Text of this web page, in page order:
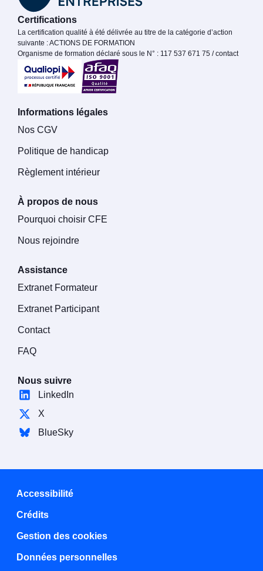
Certifications
La certification qualité à été délivrée au titre de la catégorie d’action
suivante : ACTIONS DE FORMATION
Organisme de formation déclaré sous le N° : 117 537 671 75 / contact
Informations légales
Nos CGV
Politique de handicap
Règlement intérieur
À propos de nous
Pourquoi choisir CFE
Nous rejoindre
Assistance
Extranet Formateur
Extranet Participant
Contact
FAQ
Nous suivre
LinkedIn
X
BlueSky
Accessibilité
Crédits
Gestion des cookies
Données personnelles